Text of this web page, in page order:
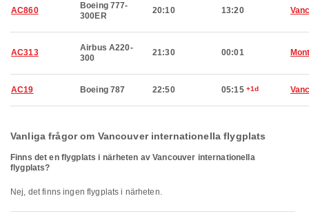
AC860
Boeing 777-
300ER
20:10 13:20
AC313
Airbus A220-
300
21:30 00:01
AC19 Boeing 787 22:50 05:15 +1d
Vanliga frågor om Vancouver internationella flygplats
Finns det en flygplats i närheten av Vancouver internationella
flygplats?
Nej, det finns ingen flygplats i närheten.